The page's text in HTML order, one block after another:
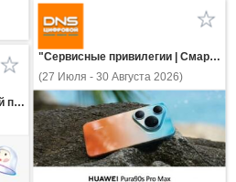
"Сервисные привилегии | Смартфоны HUAWEI серии Pura 90s"
(27 Июля - 30 Августа 2026)
"Подписка ЛитРес со скидкой при покупке электронной книги!"